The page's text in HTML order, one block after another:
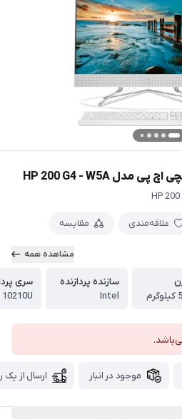
HP
علاقه‌مندی مقایسه
مشاهده همه
سازنده پردازنده
Intel
سری
موجود در انبار ارسال از یک